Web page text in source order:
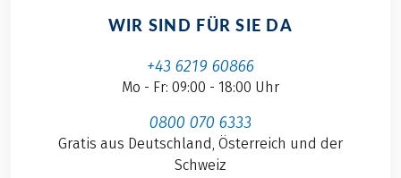
WIR SIND FÜR SIE DA
+43 6219 60866
Mo - Fr: 09:00 - 18:00 Uhr
0800 070 6333
Gratis aus Deutschland, Österreich und der
Schweiz